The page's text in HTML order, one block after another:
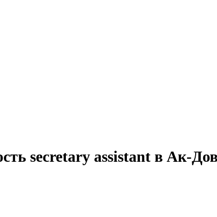
secretary assistant в Ак-